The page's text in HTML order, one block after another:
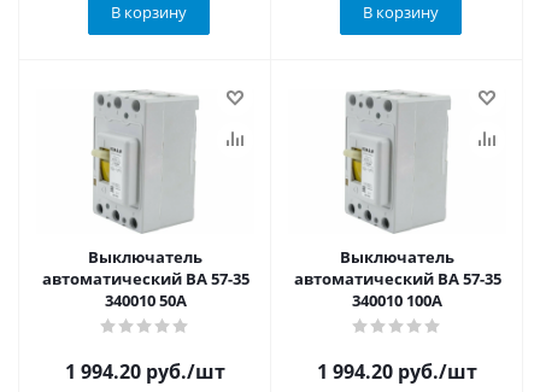
В корзину В корзину
Выключатель
автоматический ВА 57-35
340010 50А
1 994.20 руб./шт
Выключатель
автоматический ВА 57-35
340010 100А
1 994.20 руб./шт